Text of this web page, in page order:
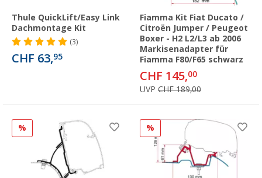
Thule QuickLift/Easy Link
Dachmontage Kit
(3)
CHF 63,95
Fiamma Kit Fiat Ducato /
Citroën Jumper / Peugeot
Boxer - H2 L2/L3 ab 2006
Markisenadapter für
Fiamma F80/F65 schwarz
CHF 145,00
UVP CHF 189,00
% %